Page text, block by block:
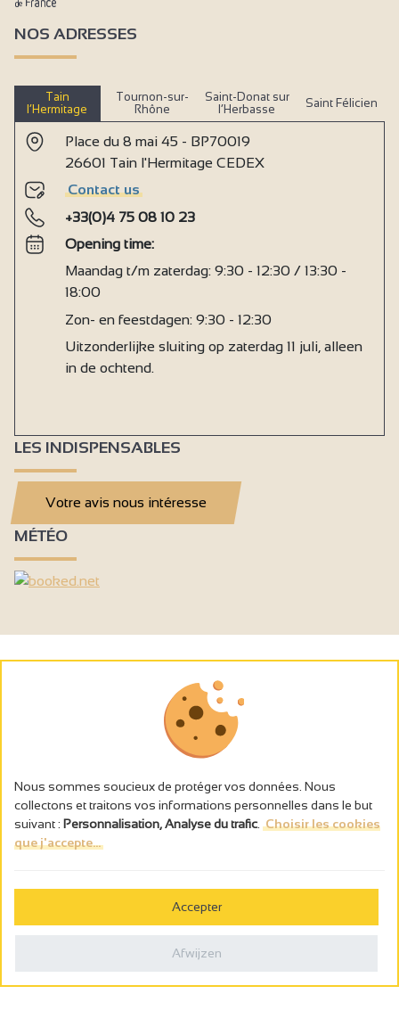
NOS ADRESSES
Tain
l’Hermitage
Tournon-sur-
Rhône
Saint-Donat sur
l’Herbasse
Saint Félicien
Place du 8 mai 45 - BP70019
26601 Tain l'Hermitage CEDEX
Contact us
+33(0)4 75 08 10 23
Opening time:
Maandag t/m zaterdag: 9:30 - 12:30 / 13:30 -
18:00
Zon- en feestdagen: 9:30 - 12:30
Uitzonderlijke sluiting op zaterdag 11 juli, alleen
in de ochtend.
LES INDISPENSABLES
Votre avis nous intéresse
MÉTÉO
L’abus d’alcool est dangereux pour la santé, à consommer avec
Politique de confidentialité
Nous sommes soucieux de protéger vos données. Nous
collectons et traitons vos informations personnelles dans le but
suivant : Personnalisation, Analyse du trafic Choisir les cookies
que j'accepte...
Accepter
Afwijzen